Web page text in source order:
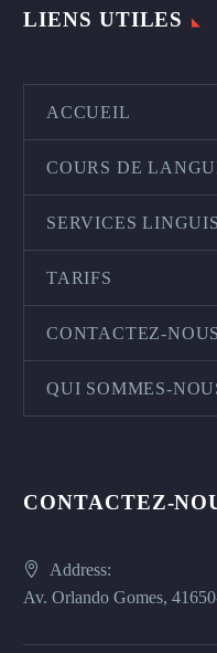
LIENS UTILES
ACCUEIL
COURS DE
SERVICES
TARIFS
CONTACTEZ-NOUS
QUI SOMMES-
CONTACTEZ-
Address:
Av. Orlando Gomes,